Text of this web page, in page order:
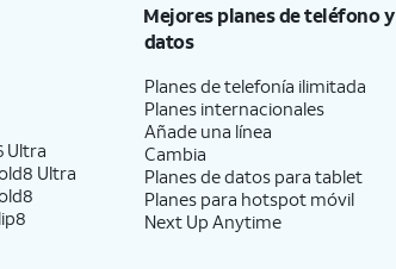
Ultra
Ultra
Mejores planes de teléfono y
datos
Planes de telefonía ilimitada
Planes internacionales
Añade una línea
Cambia
Planes de datos para tablet
Planes para hotspot móvil
Next Up Anytime